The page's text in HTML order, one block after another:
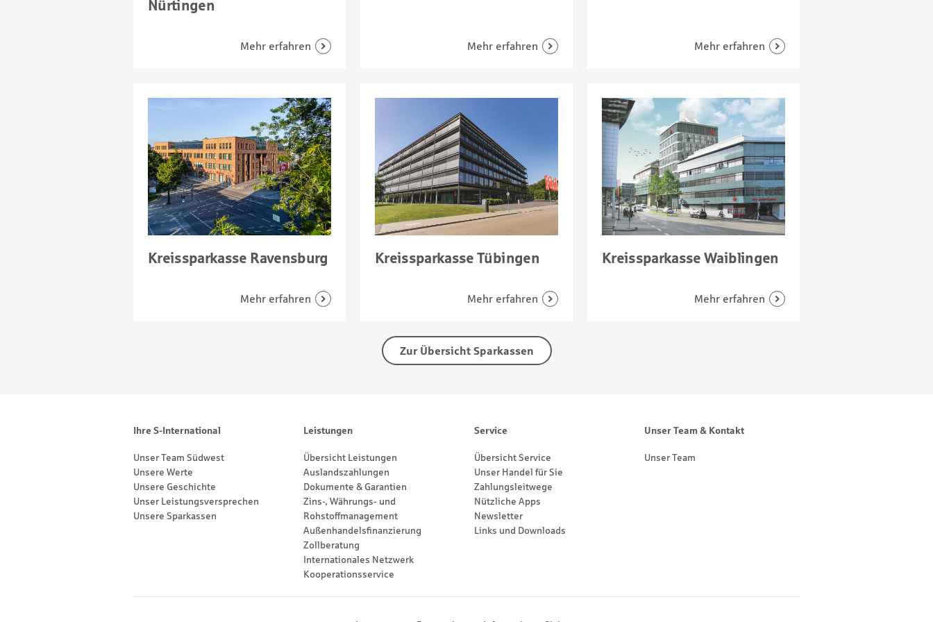
Nürtingen
Kreissparkasse Ravensburg Kreissparkasse Tübingen Kreissparkasse Waiblingen
Zur Übersicht Sparkassen
Ihre S-International
Unser Team Südwest
Unsere Werte
Unsere Geschichte
Unser Leistungsversprechen
Unsere Sparkassen
Leistungen
Übersicht Leistungen
Auslandszahlungen
Dokumente & Garantien
Zins-, Währungs- und
Rohstoffmanagement
Außenhandelsfinanzierung
Zollberatung
Internationales Netzwerk
Kooperationsservice
Service
Übersicht Service
Unser Handel für Sie
Zahlungsleitwege
Nützliche Apps
Newsletter
Links und Downloads
Unser Team & Kontakt
Unser Team